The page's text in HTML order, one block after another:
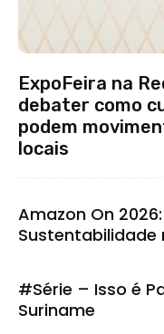
ExpoFeira na
debater como
podem
locais
Amazon On
Sustentabilidade
#Série – Isso é
Suriname